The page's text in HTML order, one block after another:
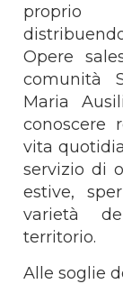
proprio
Opere
comunità
Maria
conoscere
vita
servizio di
estive,
varietà
territorio.
Alle soglie